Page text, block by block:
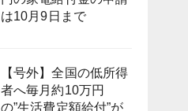
は10月9日まで
【号外】全国の低所得
者へ毎月約10万円
の”生活費定額給付”が